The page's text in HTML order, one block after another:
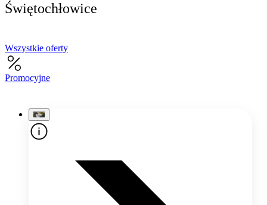
Świętochłowice
Wszystkie oferty
Promocyjne